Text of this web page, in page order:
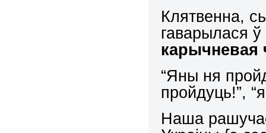
Клятвенна,
гаварылася
карычневая
“Яны ня
пройдуць!”,
Наша